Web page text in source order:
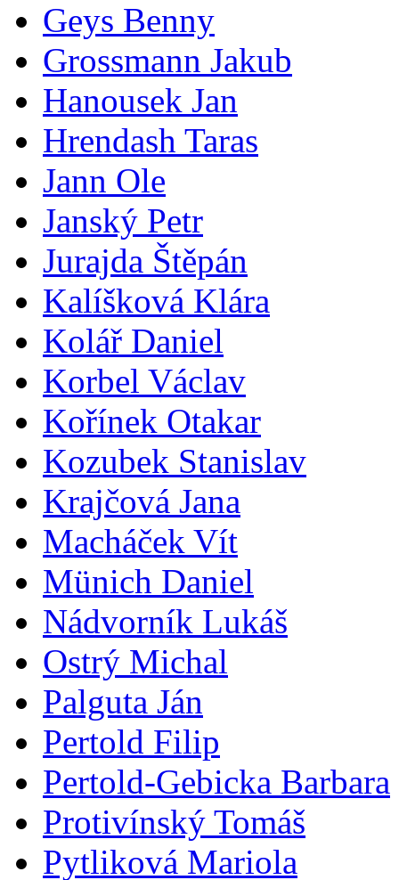
Geys Benny
Grossmann Jakub
Hanousek Jan
Hrendash Taras
Jann Ole
Janský Petr
Jurajda Štěpán
Kalíšková Klára
Kolář Daniel
Korbel Václav
Kořínek Otakar
Kozubek Stanislav
Krajčová Jana
Macháček Vít
Münich Daniel
Nádvorník Lukáš
Ostrý Michal
Palguta Ján
Pertold Filip
Pertold-Gebicka Barbara
Protivínský Tomáš
Pytliková Mariola